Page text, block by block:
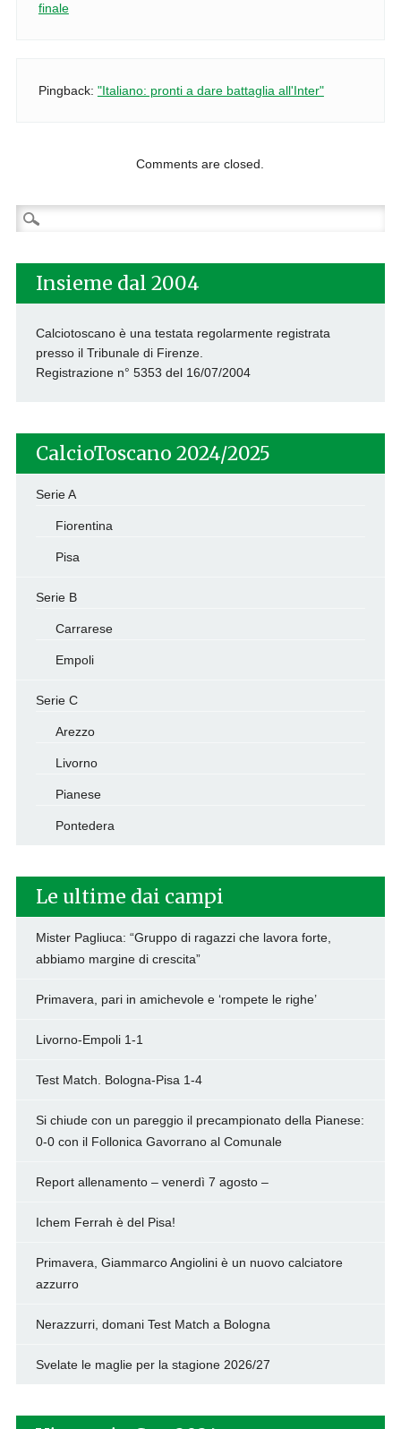
finale
Pingback: "Italiano: pronti a dare battaglia all'Inter"
Comments are closed.
Ricerca
per:
Insieme dal 2004
Calciotoscano è una testata regolarmente registrata
presso il Tribunale di Firenze.
Registrazione n° 5353 del 16/07/2004
CalcioToscano 2024/2025
Serie A
Fiorentina
Pisa
Serie B
Carrarese
Empoli
Serie C
Arezzo
Livorno
Pianese
Pontedera
Le ultime dai campi
Mister Pagliuca: “Gruppo di ragazzi che lavora forte,
abbiamo margine di crescita”
Primavera, pari in amichevole e ‘rompete le righe’
Livorno-Empoli 1-1
Test Match. Bologna-Pisa 1-4
Si chiude con un pareggio il precampionato della Pianese:
0-0 con il Follonica Gavorrano al Comunale
Report allenamento – venerdì 7 agosto –
Ichem Ferrah è del Pisa!
Primavera, Giammarco Angiolini è un nuovo calciatore
azzurro
Nerazzurri, domani Test Match a Bologna
Svelate le maglie per la stagione 2026/27